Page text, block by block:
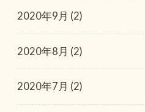
2020年9月 (2)
2020年8月 (2)
2020年7月 (2)